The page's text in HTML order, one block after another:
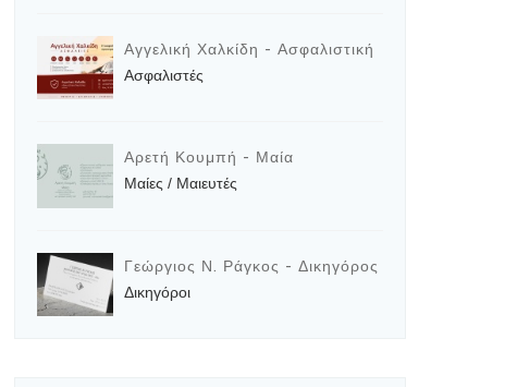
Αγγελική Χαλκίδη - Ασφαλιστική
Ασφαλιστές
Αρετή Κουμπή - Μαία
Μαίες / Μαιευτές
Γεώργιος Ν. Ράγκος - Δικηγόρος
Δικηγόροι